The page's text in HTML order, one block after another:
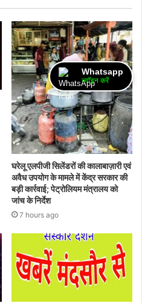
घरेलू एलपीजी सिलेंडरों की कालाबाज़ारी एवं
अवैध उपयोग के मामले में केंद्र सरकार की
बड़ी कार्रवाई; पेट्रोलियम मंत्रालय को
जांच के निर्देश
7 hours ago
Whatsapp
ज्वॉइन करें